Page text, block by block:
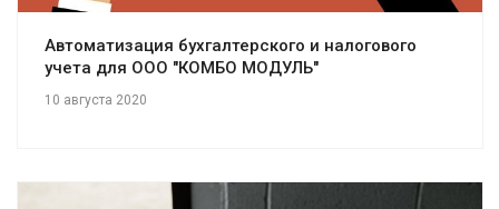
Автоматизация бухгалтерского и налогового
учета для ООО "КОМБО МОДУЛЬ"
10 августа 2020